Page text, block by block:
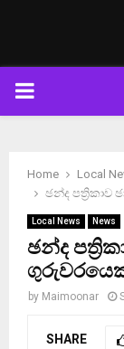
PRIMARY
Home
Local
ඡන්ද පත්‍රිකාව
Local News News
ඡන්ද
by Maimoonar
SHARE